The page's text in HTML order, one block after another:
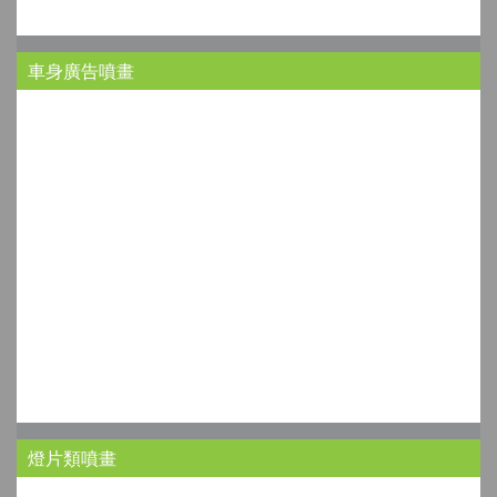
車身廣告噴畫
燈片類噴畫